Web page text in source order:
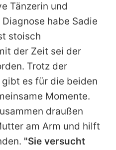
Tänzerin und
habe Sadie
stoisch
der Zeit sei der
Trotz der
es für die beiden
Momente.
draußen
am Arm und hilft
"Sie versucht